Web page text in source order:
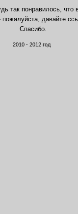
так понравилось, что
пожалуйста, давайте
Спасибо.
2010 - 2012 год